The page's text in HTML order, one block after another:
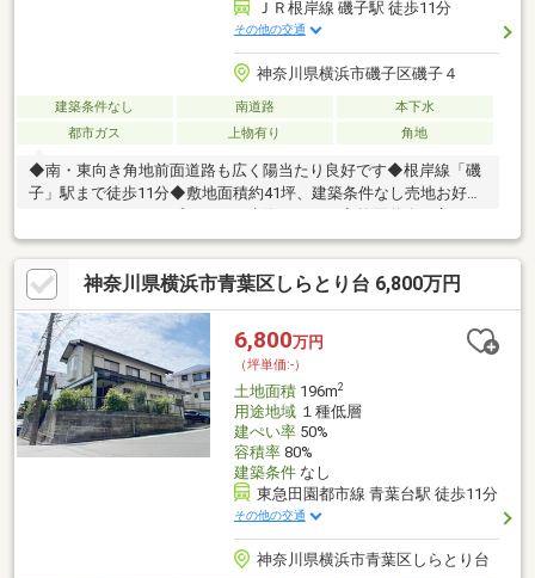
ＪＲ根岸線 磯子駅 徒歩11分
その他の交通
神奈川県横浜市磯子区磯子４
建築条件なし 南道路
本下水
都市ガス
上物有り 角地
◆南・東向き角地前面道路も広く陽当たり良好です◆根岸線「磯
子」駅まで徒歩11分◆敷地面積約41坪、建築条件なし売地お好き
突き当たりで車通りも少ないので駐車もゆっくりできます。◆室
内丁寧にお使いです。中古戸建としてもご検討ください。
神奈川県横浜市青葉区しらとり台 6,800万円
6,800万円
（坪単価:-）
土地面積196m2
用途地域１種低層
建ぺい率50%
容積率80%
建築条件なし
東急田園都市線 青葉台駅 徒歩11分
その他の交通
神奈川県横浜市青葉区しらとり台